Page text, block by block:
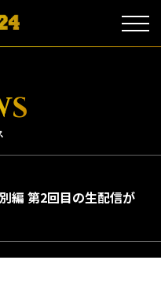
編 第2回目の生配信が